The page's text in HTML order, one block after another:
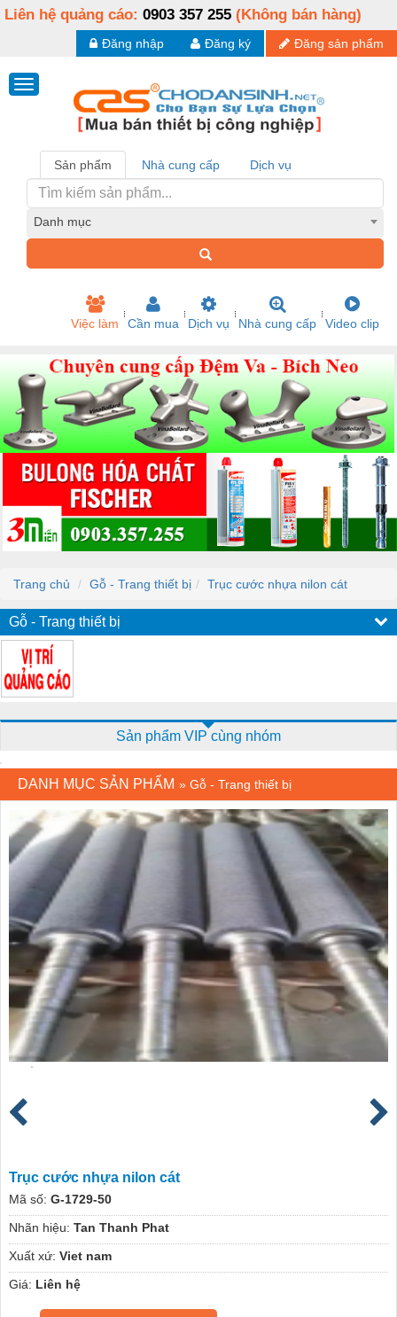
Liên hệ quảng cáo: 0903 357 255 (Không bán hàng)
Đăng sản phẩm
Đăng ký
Đăng nhập
Sản phẩm Nhà cung cấp Dịch vụ
Danh mục
Việc làm Cần mua Dịch vụ Nhà cung cấp Video clip
Trang chủ Gỗ - Trang thiết bị Trục cước nhựa nilon cát
Gỗ - Trang thiết bị
Sản phẩm VIP cùng nhóm
DANH MỤC SẢN PHẨM » Gỗ - Trang thiết bị
Trục cước nhựa nilon cát
Mã số: G-1729-50
Nhãn hiệu: Tan Thanh Phat
Xuất xứ: Viet nam
Giá: Liên hệ